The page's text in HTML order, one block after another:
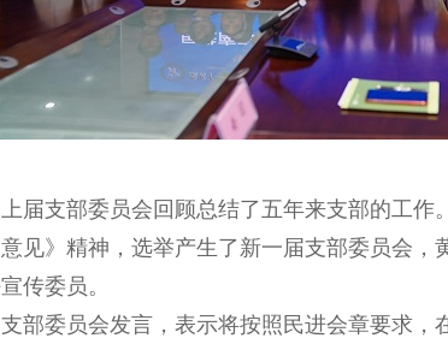
届支部委员会回顾总结了五年来支部的工
见》精神，选举产生了新一届支部委员会，
传委员。
部委员会发言，表示将按照民进会章要求，